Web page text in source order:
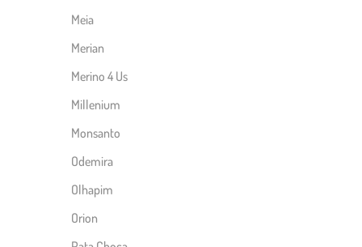
Meia
Merian
Merino 4 Us
Millenium
Monsanto
Odemira
Olhapim
Orion